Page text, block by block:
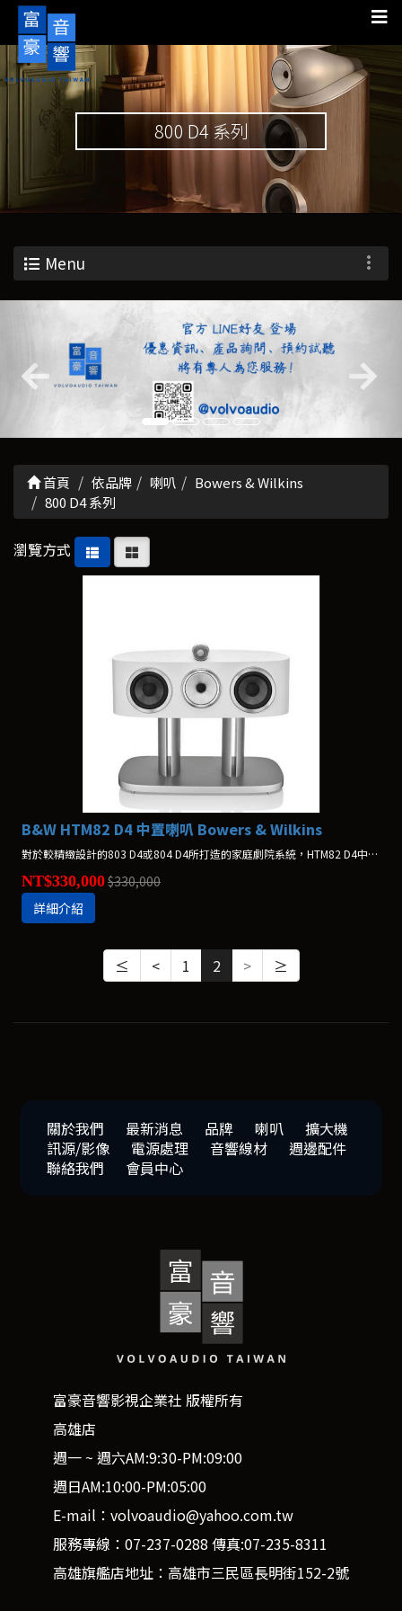
800 D4 系列
Menu
首頁 依品牌 喇叭
Bowers & Wilkins
800 D4 系列
瀏覽方式
B&W HTM82 D4 中置喇叭 Bowers & Wilkins
對於較精緻設計的803 D4或804 D4所打造的家庭劇院系統，HTM82 D4中置揚聲器堪稱完美的搭配方案。它稍微袖珍的中音單體，更靈活匹配同系列產品。 *不含腳架，腳架另購$40,000
NT$330,000$330,000
詳細介紹
≤ < 1 2 > ≥
關於我們 最新消息 品牌 喇叭
擴大機
訊源/影像
電源處理 音響線材
週邊配件
聯絡我們
會員中心
富豪音響影視企業社 版權所有
高雄店
週一 ~ 週六AM:9:30-PM:09:00
週日AM:10:00-PM:05:00
E-mail：volvoaudio@yahoo.com.tw
服務專線：07-237-0288 傳真:07-235-8311
高雄旗艦店地址：高雄市三民區長明街152-2號